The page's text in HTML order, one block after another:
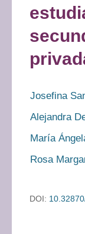
Josefina
Alejandra
María
Rosa
DOI: